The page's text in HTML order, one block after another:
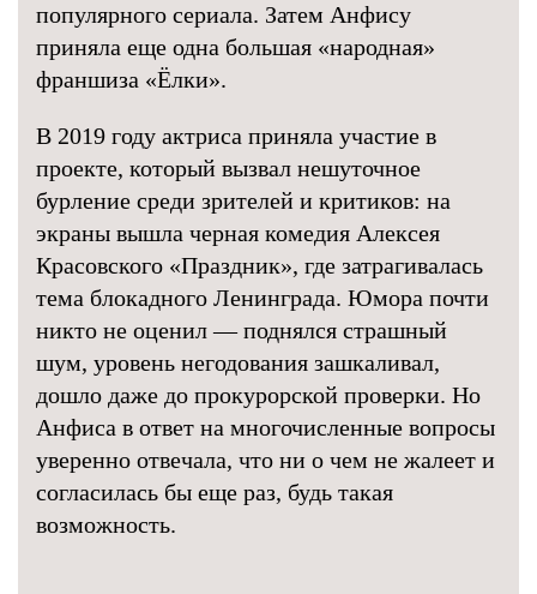
популярного сериала. Затем Анфису
приняла еще одна большая «народная»
франшиза «Ёлки».
В 2019 году актриса приняла участие в
проекте, который вызвал нешуточное
бурление среди зрителей и критиков: на
экраны вышла черная комедия Алексея
Красовского «Праздник», где затрагивалась
тема блокадного Ленинграда. Юмора почти
никто не оценил — поднялся страшный
шум, уровень негодования зашкаливал,
дошло даже до прокурорской проверки. Но
Анфиса в ответ на многочисленные вопросы
уверенно отвечала, что ни о чем не жалеет и
согласилась бы еще раз, будь такая
возможность.